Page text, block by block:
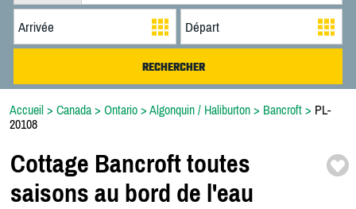
Accueil > Canada > Ontario > Algonquin / Haliburton > Bancroft > PL-
20108
Cottage Bancroft toutes
saisons au bord de l'eau